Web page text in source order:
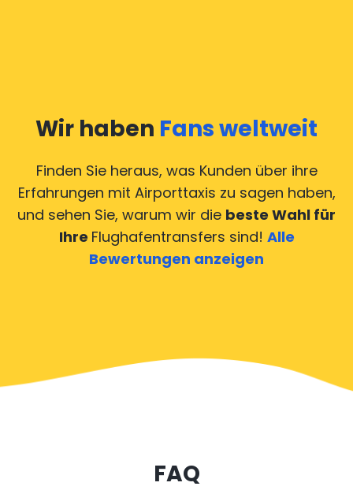
Wir haben Fans weltweit
Finden Sie heraus, was Kunden über ihre
Erfahrungen mit Airporttaxis zu sagen haben,
und sehen Sie, warum wir die beste Wahl für
Ihre Flughafentransfers sind! Alle
Bewertungen anzeigen
FAQ